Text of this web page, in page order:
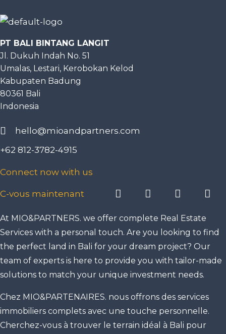
PT BALI BINTANG LANGIT
Jl. Dukuh Indah No. 51
Umalas, Lestari, Kerobokan Kelod
Kabupaten Badung
80361 Bali
Indonesia
hello@mioandpartners.com
+62 812-3782-4915
Connect now with us
C-vous maintenant
At MIO&PARTNERS. we offer complete Real Estate
Services with a personal touch. Are you looking to find
the perfect land in Bali for your dream project? Our
team of experts is here to provide you with tailor-made
solutions to match your unique investment needs.
Chez MIO&PARTENAIRES. nous offrons des services
immobiliers complets avec une touche personnelle.
Cherchez-vous à trouver le terrain idéal à Bali pour